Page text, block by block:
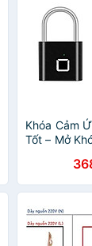
Khóa Cảm
Tốt – Mở
TRANG TRÍ